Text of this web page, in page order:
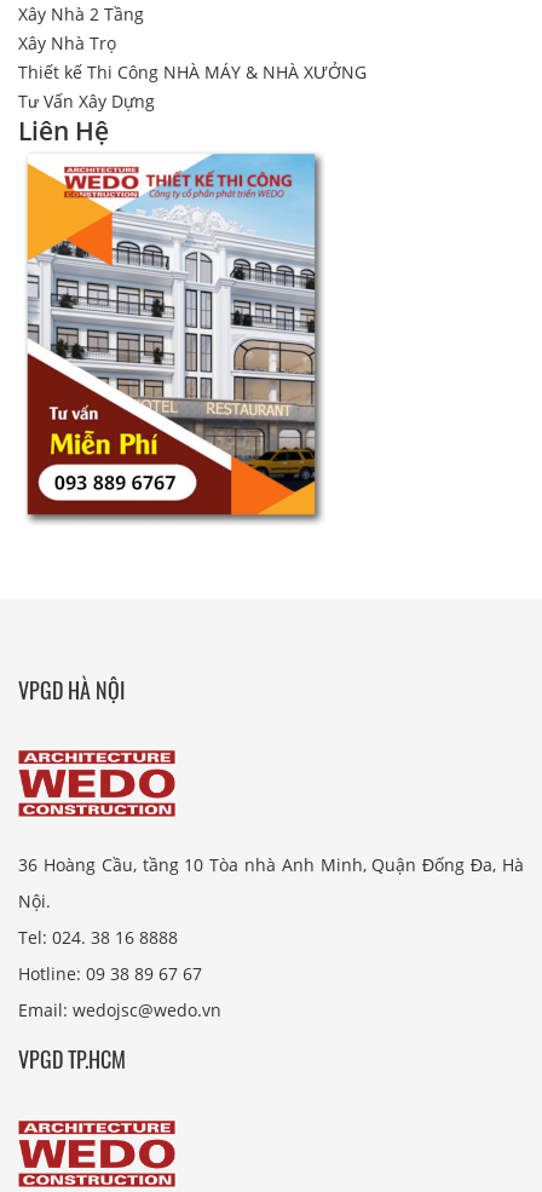
Xây Nhà 2 Tầng
Xây Nhà Trọ
Thiết kế Thi Công NHÀ MÁY & NHÀ XƯỞNG
Tư Vấn Xây Dựng
Liên Hệ
VPGD HÀ NỘI
36 Hoàng Cầu, tầng 10 Tòa nhà Anh Minh, Quận Đống Đa, Hà
Nội.
Tel: 024. 38 16 8888
Hotline: 09 38 89 67 67
Email: wedojsc@wedo.vn
VPGD TP.HCM